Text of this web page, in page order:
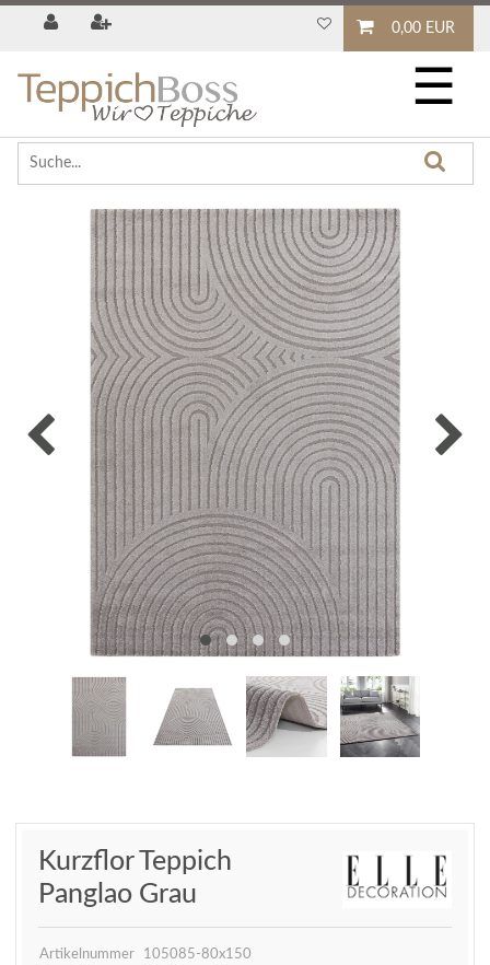
0,00 EUR
☰
Kurzflor Teppich
Panglao Grau
Artikelnummer
105085-80x150